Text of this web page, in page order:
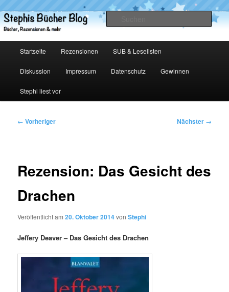
primären
Inhalt
Stephis Bücher Blog
Startseite Rezensionen SUB & Leselisten
Diskussion Impressum Datenschutz Gewinnen
Stephi liest vor
Beitragsnavigation
← Vorheriger Nächster →
Rezension: Das Gesicht des
Drachen
Veröffentlicht am20. Oktober 2014vonStephi
Jeffery Deaver – Das Gesicht des Drachen